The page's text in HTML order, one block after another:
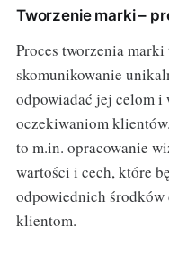
Tworzenie marki –
Proces tworzenia
skomunikowanie
odpowiadać jej celom i
oczekiwaniom
to m.in. opracowanie
wartości i cech, które
odpowiednich
klientom.